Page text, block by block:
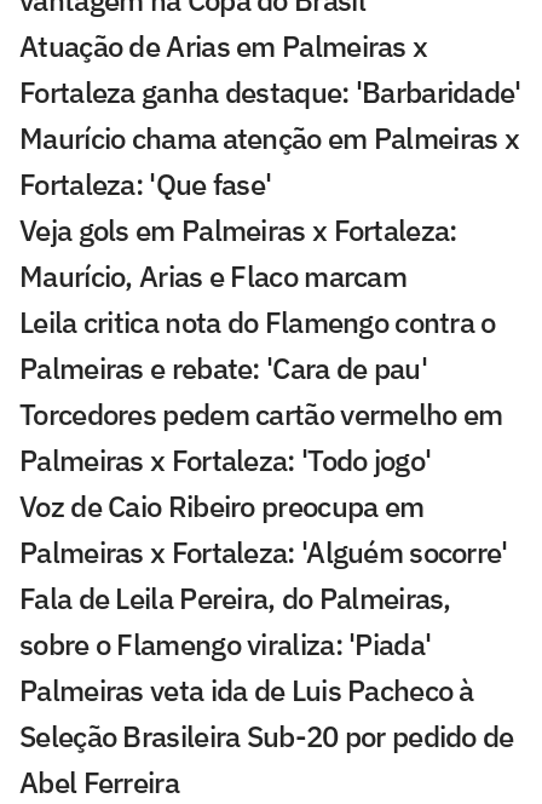
Atuação de Arias em Palmeiras x
Fortaleza ganha destaque: 'Barbaridade'
Maurício chama atenção em Palmeiras x
Fortaleza: 'Que fase'
Veja gols em Palmeiras x Fortaleza:
Maurício, Arias e Flaco marcam
Leila critica nota do Flamengo contra o
Palmeiras e rebate: 'Cara de pau'
Torcedores pedem cartão vermelho em
Palmeiras x Fortaleza: 'Todo jogo'
Voz de Caio Ribeiro preocupa em
Palmeiras x Fortaleza: 'Alguém socorre'
Fala de Leila Pereira, do Palmeiras,
sobre o Flamengo viraliza: 'Piada'
Palmeiras veta ida de Luis Pacheco à
Seleção Brasileira Sub-20 por pedido de
Abel Ferreira